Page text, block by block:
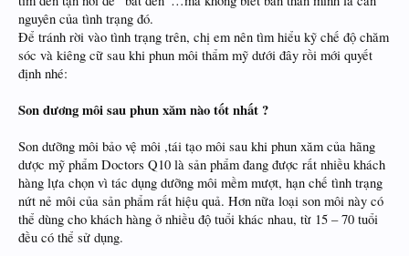
nguyên của tình trạng đó.
Để tránh rời vào tình trạng trên, chị em nên tìm hiểu kỹ chế độ chăm
sóc và kiêng cữ sau khi phun môi thẩm mỹ dưới đây rồi mới quyết
định nhé:
Son dương môi sau phun xăm nào tốt nhất ?
Son dưỡng môi bảo vệ môi ,tái tạo môi sau khi phun xăm của hãng
dược mỹ phẩm Doctors Q10 là sản phẩm đang được rất nhiều khách
hàng lựa chọn vì tác dụng dưỡng môi mềm mượt, hạn chế tình trạng
nứt nẻ môi của sản phẩm rất hiệu quả. Hơn nữa loại son môi này có
thể dùng cho khách hàng ở nhiều độ tuổi khác nhau, từ 15 – 70 tuổi
đều có thể sử dụng.